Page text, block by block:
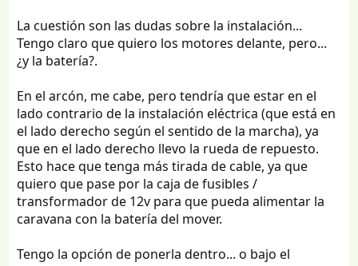
La cuestión son las dudas sobre la instalación...
Tengo claro que quiero los motores delante, pero...
¿y la batería?.
En el arcón, me cabe, pero tendría que estar en el
lado contrario de la instalación eléctrica (que está en
el lado derecho según el sentido de la marcha), ya
que en el lado derecho llevo la rueda de repuesto.
Esto hace que tenga más tirada de cable, ya que
quiero que pase por la caja de fusibles /
transformador de 12v para que pueda alimentar la
caravana con la batería del mover.
Tengo la opción de ponerla dentro... o bajo el